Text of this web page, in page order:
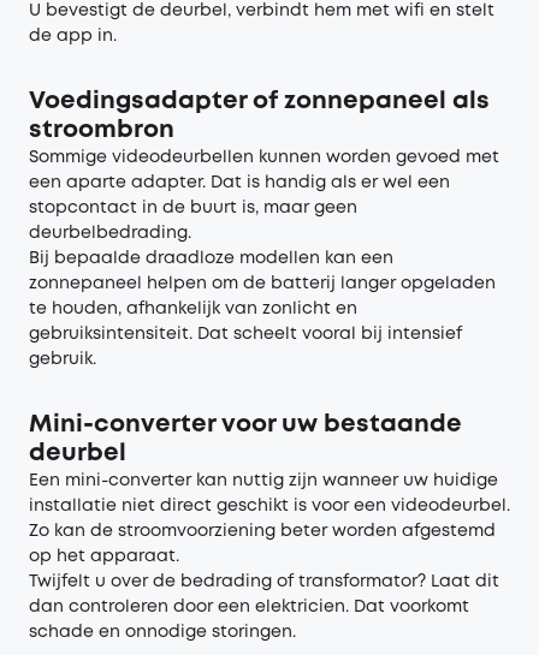
U bevestigt de deurbel, verbindt hem met wifi en stelt
de app in.
Voedingsadapter of zonnepaneel als
stroombron
Sommige videodeurbellen kunnen worden gevoed met
een aparte adapter. Dat is handig als er wel een
stopcontact in de buurt is, maar geen
deurbelbedrading.
Bij bepaalde draadloze modellen kan een
zonnepaneel helpen om de batterij langer opgeladen
te houden, afhankelijk van zonlicht en
gebruiksintensiteit. Dat scheelt vooral bij intensief
gebruik.
Mini-converter voor uw bestaande
deurbel
Een mini-converter kan nuttig zijn wanneer uw huidige
installatie niet direct geschikt is voor een videodeurbel.
Zo kan de stroomvoorziening beter worden afgestemd
op het apparaat.
Twijfelt u over de bedrading of transformator? Laat dit
dan controleren door een elektricien. Dat voorkomt
schade en onnodige storingen.